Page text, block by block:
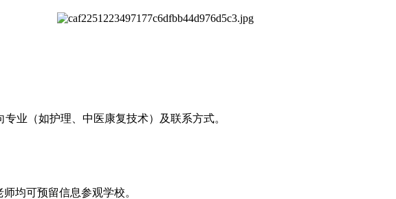
业（如护理、中医康复技术）及联系方式。
均可预留信息参观学校。